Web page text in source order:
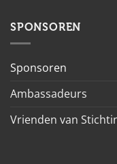
SPONSOREN
Sponsoren
Ambassadeurs
Vrienden van